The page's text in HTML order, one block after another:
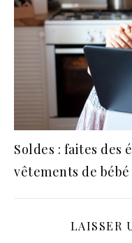
Soldes : faites des
vêtements de bébé
LAISSER